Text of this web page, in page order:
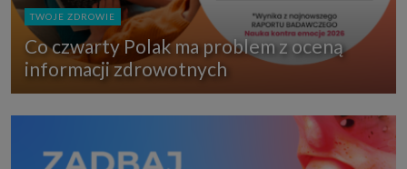
TWOJE ZDROWIE
Co czwarty Polak ma problem z oceną
informacji zdrowotnych